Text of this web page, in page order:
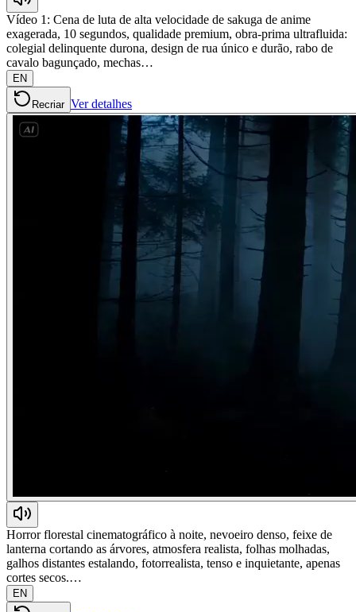
Vídeo 1: Cena de luta de alta velocidade de sakuga de anime
exagerada, 10 segundos, qualidade premium, obra-prima ultrafluida:
colegial delinquente durona, design de rua único e durão, rabo de
cavalo bagunçado, mechas…
EN
Recriar Ver detalhes
Horror florestal cinematográfico à noite, nevoeiro denso, feixe de
lanterna cortando as árvores, atmosfera realista, folhas molhadas,
galhos distantes estalando, fotorrealista, tenso e inquietante, apenas
cortes secos.…
EN